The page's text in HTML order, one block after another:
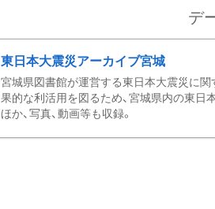
デ
東日本大震災アーカイブ宮城
宮城県図書館が運営する東日本大震災に関
果的な利活用を図るため、宮城県内の東日
ほか、写真、動画等も収録。